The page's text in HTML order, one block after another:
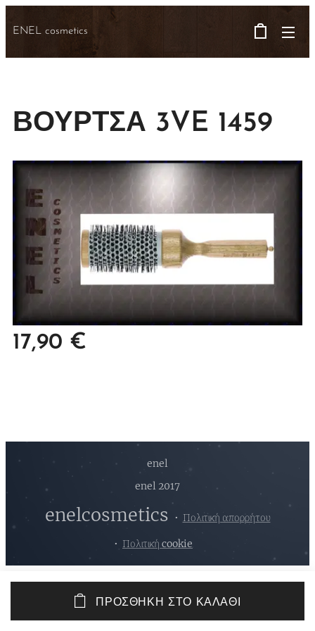
ENEL cosmetics
ΒΟΥΡΤΣΑ 3VE 1459
17,90 €
ΠΡΟΣΘΉΚΗ ΣΤΟ ΚΑΛΆΘΙ
enel
enel 2017
enelcosmetics Πολιτική απορρήτου
Πολιτική cookie